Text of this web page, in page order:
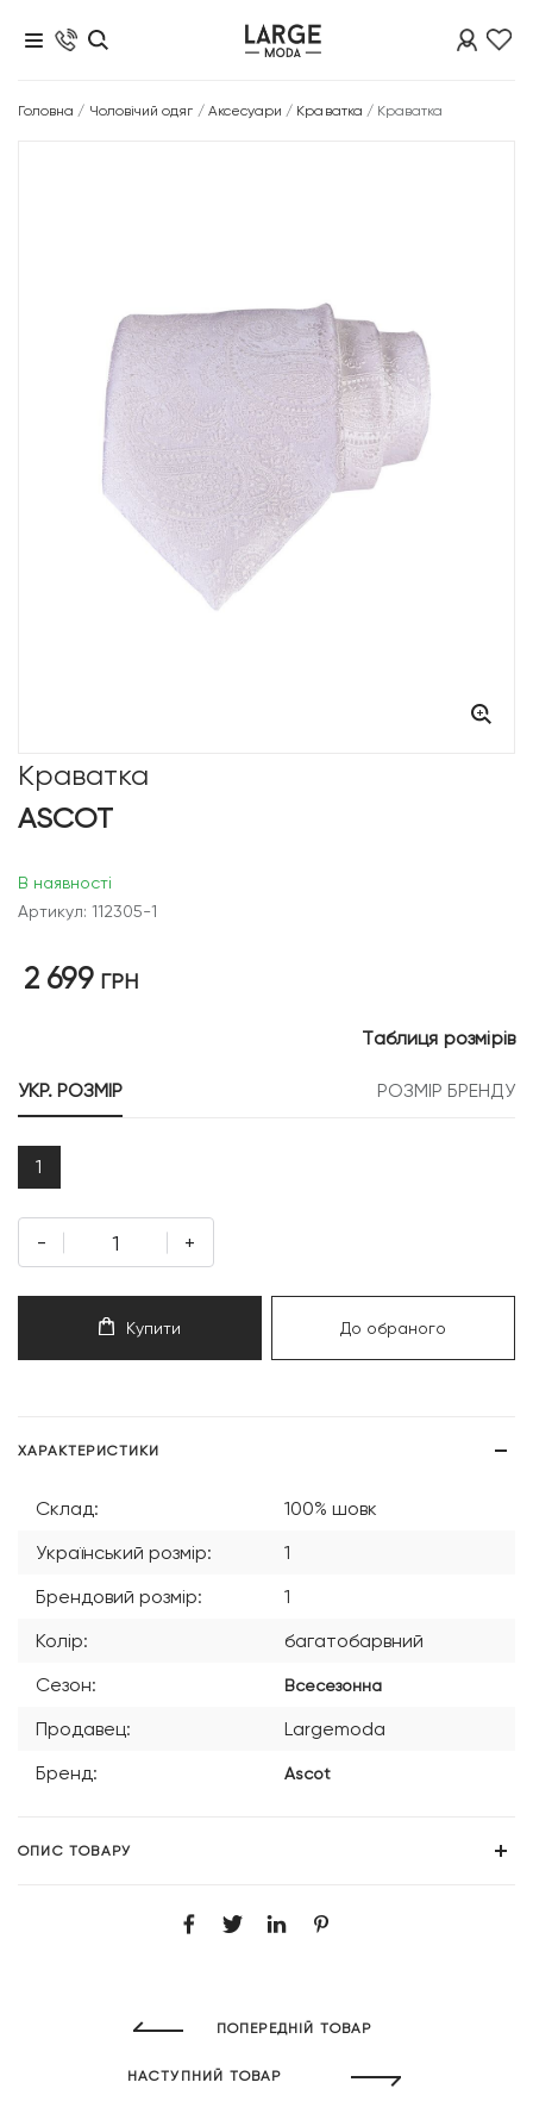
Головна / Чоловічий одяг / Аксесуари / Краватка / Краватка
Краватка
ASCOT
В наявності
Артикул: 112305-1
2 699 ГРН
УКР. РОЗМІР РОЗМІР БРЕНДУ
Таблиця розмірів
1
- +
Купити До обраного
ХАРАКТЕРИСТИКИ
Склад:
100% шовк
Український розмір:
1
Брендовий розмір:
1
Колір:
багатобарвний
Сезон:
Всесезонна
Продавец:
Largemoda
Бренд:
Ascot
ОПИС ТОВАРУ
ПОПЕРЕДНІЙ ТОВАР
НАСТУПНИЙ ТОВАР